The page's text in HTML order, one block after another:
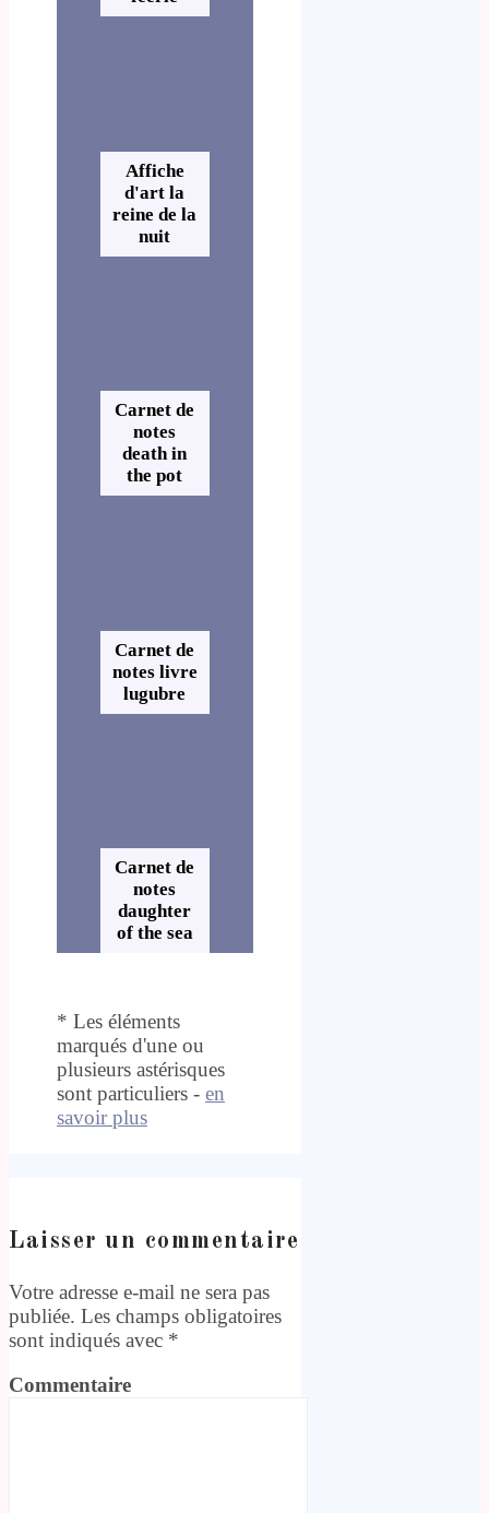
Affiche
d'art la
reine de la
nuit
Carnet de
notes
death in
the pot
Carnet de
notes livre
lugubre
Carnet de
notes
daughter
of the sea
* Les éléments
marqués d'une ou
plusieurs astérisques
sont particuliers - en
savoir plus
Laisser un commentaire
Votre adresse e-mail ne sera pas
publiée. Les champs obligatoires
sont indiqués avec *
Commentaire